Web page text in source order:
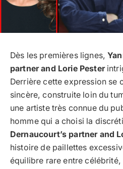
Dès les premières lignes,
partner and Lorie Pester
Derrière cette expression se
sincère, construite loin du
une artiste très connue du
homme qui a choisi la
Dernaucourt’s partner and
histoire de paillettes
équilibre rare entre